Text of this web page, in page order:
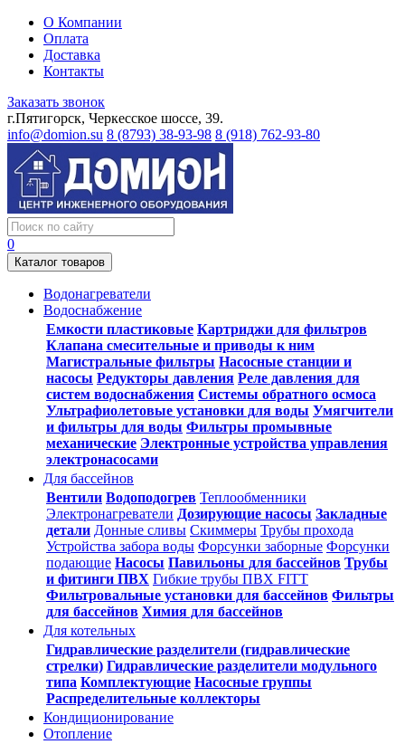
О Компании
Оплата
Доставка
Контакты
Заказать звонок
г.Пятигорск, Черкесское шоссе, 39.
info@domion.su 8 (8793) 38-93-98 8 (918) 762-93-80
0
Каталог товаров
Водонагреватели
Водоснабжение
Емкости пластиковые Картриджи для фильтров
Клапана смесительные и приводы к ним
Магистральные фильтры Насосные станции и
насосы Редукторы давления Реле давления для
систем водоснабжения Системы обратного осмоса
Ультрафиолетовые установки для воды Умягчители
и фильтры для воды Фильтры промывные
механические Электронные устройства управления
электронасосами
Для бассейнов
Вентили Водоподогрев Теплообменники
Электронагреватели Дозирующие насосы Закладные
детали Донные сливы Скиммеры Трубы прохода
Устройства забора воды Форсунки заборные Форсунки
подающие Насосы Павильоны для бассейнов Трубы
и фитинги ПВХ Гибкие трубы ПВХ FITT
Фильтровальные установки для бассейнов Фильтры
для бассейнов Химия для бассейнов
Для котельных
Гидравлические разделители (гидравлические
стрелки) Гидравлические разделители модульного
типа Комплектующие Насосные группы
Распределительные коллекторы
Кондиционирование
Отопление